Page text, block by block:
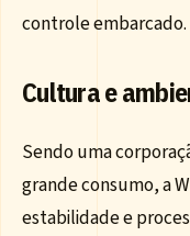
controle embarcado.
Cultura e
Sendo uma
grande consumo, a
estabilidade e